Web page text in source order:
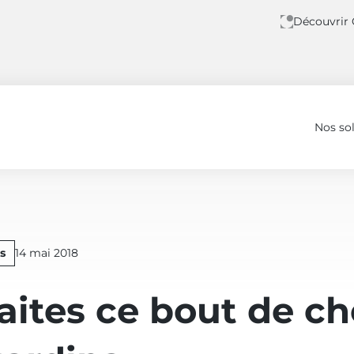
Découvrir
Nos
Quardina
Publié
le
14 mai 2018
ce bout de